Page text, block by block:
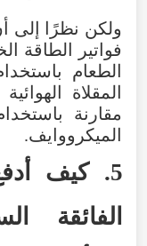
ولكن نظرًا إلى
فواتير الطاقة
الطعام
المقلاة
مقارنة
الميكرووايف.
5. كيف
الفائقة